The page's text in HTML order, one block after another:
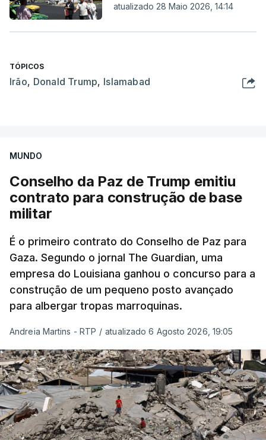
atualizado 28 Maio 2026, 14:14
TÓPICOS
Irão, Donald Trump, Islamabad
MUNDO
Conselho da Paz de Trump emitiu
contrato para construção de base
militar
É o primeiro contrato do Conselho de Paz para
Gaza. Segundo o jornal The Guardian, uma
empresa do Louisiana ganhou o concurso para a
construção de um pequeno posto avançado
para albergar tropas marroquinas.
Andreia Martins - RTP / atualizado 6 Agosto 2026, 19:05